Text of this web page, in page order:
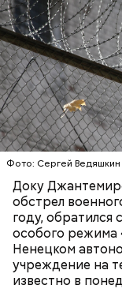
Фото: Сергей
Доку
обстрел
году, обратился
особого режима
Ненецком
учреждение на
известно в
Блогеру
— Мы съездили
поднялись
через сутки...
реанимировали,
Миссюра на
Video
Видео: пресс-служба